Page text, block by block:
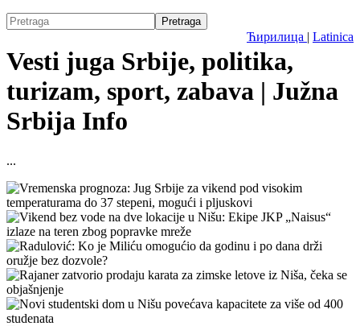
Ћирилица | Latinica
Vesti juga Srbije, politika,
turizam, sport, zabava | Južna
Srbija Info
...